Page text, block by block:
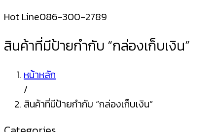
Hot Line086-300-2789
สินค้าที่มีป้ายกำกับ “กล่องเก็บเงิน”
หน้าหลัก
/
สินค้าที่มีป้ายกำกับ “กล่องเก็บเงิน”